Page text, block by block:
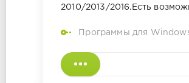
2010/2013/2016.Есть
Программы для